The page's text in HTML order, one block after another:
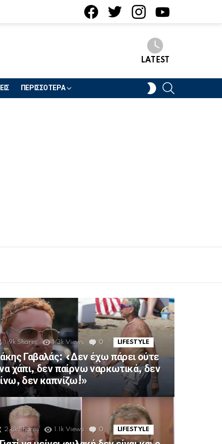
LATEST
ΠΕΡΙΣΣΟΤΕΡΑ
SWITCH
SKIN
1.9k Shares 1.3k Views 0 Comments
LIFESTYLE
Γαβαλάς: «Δεν έχω πάρει ούτε
χάπι, δεν παίρνω ναρκωτικά, δεν
δεν καπνίζω!»
2.8k Shares 1.1k Views 0 Comments
LIFESTYLE